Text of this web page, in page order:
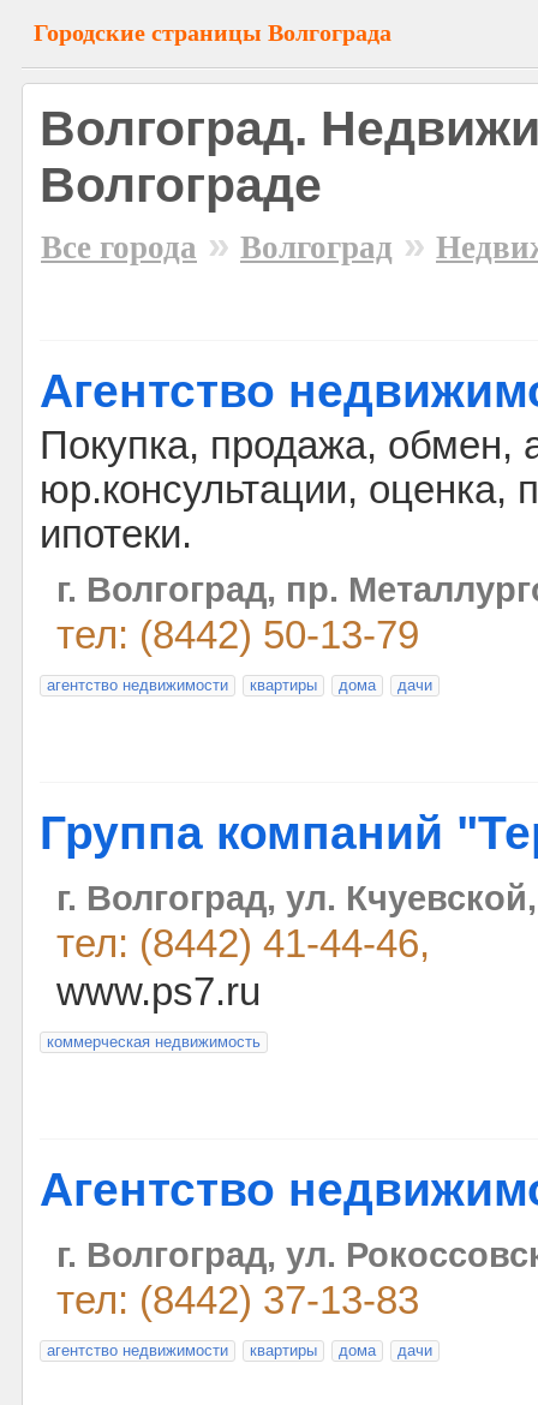
Городские страницы Волгограда
Волгоград.
Волгограде
Все города » Волгоград »
Агентство
Покупка, продажа, обмен,
юр.консультации, оценка,
ипотеки.
г. Волгоград, пр.
тел: (8442) 50-13-79
агентство недвижимости квартиры дома дачи
Группа компаний
г. Волгоград, ул.
тел: (8442) 41-44-46,
www.ps7.ru
коммерческая недвижимость
Агентство
г. Волгоград, ул.
тел: (8442) 37-13-83
агентство недвижимости квартиры дома дачи